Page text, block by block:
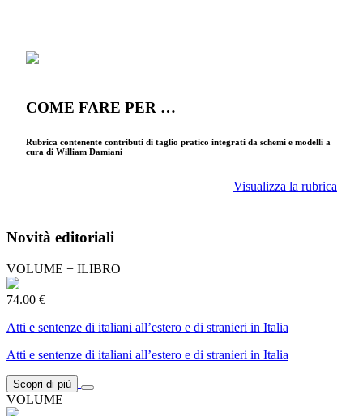
COME FARE PER …
Rubrica contenente contributi di taglio pratico integrati da schemi e modelli a
cura di William Damiani
Visualizza la rubrica
Novità editoriali
VOLUME + ILIBRO
74.00 €
Atti e sentenze di italiani all’estero e di stranieri in Italia
Atti e sentenze di italiani all’estero e di stranieri in Italia
Scopri di più
VOLUME